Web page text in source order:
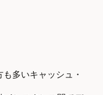
多いキャッシュ・